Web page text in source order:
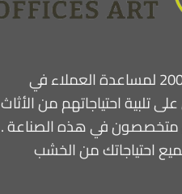
فن المكاتب بدأت عام 2008 لمساعدة العملاء في
تلبية احتياجاتهم من الأثاث
متخصصون في هذه الصناعة .
احتياجاتك من الخشب